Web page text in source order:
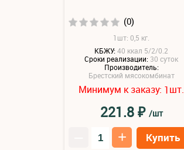
(0)
1шт: 0,5 кг.
КБЖУ:40 ккал 5/2/0.2
Сроки реализации: 30 суток
Производитель:
Брестский мясокомбинат
Минимум к заказу: 1шт.
221.8₽ /шт
+ Купить